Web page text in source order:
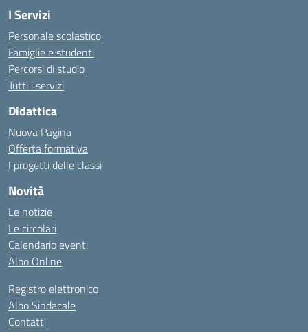
I Servizi
Personale scolastico
Famiglie e studenti
Percorsi di studio
Tutti i servizi
Didattica
Nuova Pagina
Offerta formativa
I progetti delle classi
Novità
Le notizie
Le circolari
Calendario eventi
Albo Online
Registro elettronico
Albo Sindacale
Contatti